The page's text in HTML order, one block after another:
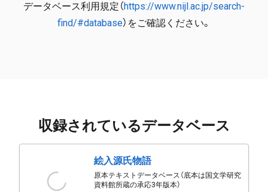
データベース利用規定（https://www.nijl.ac.jp/search-
find/#database）をご確認ください。
収録されているデータベース
絵入源氏物語
原本テキストデータベース（底本は国文学研究
資料館所蔵の承応3年版本）